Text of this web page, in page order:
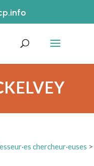
chercheur·euses >